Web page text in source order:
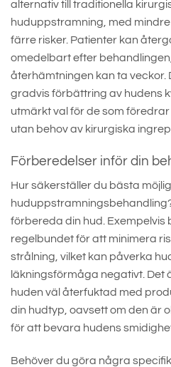
alternativ till traditionella
huduppstramning, med
färre risker. Patienter kan
omedelbart efter
återhämtningen kan ta veckor.
gradvis förbättring av hudens
utmärkt val för de som
utan behov av kirurgiska
Förberedelser inför din
Hur säkerställer du bästa
förbereda din hud. Exempelvis
regelbundet för att minimera
strålning, vilket kan påverka
läkningsförmåga negativt. Det
huden väl återfuktad med
din hudtyp, oavsett om den är
för att bevara hudens
Behöver du göra några